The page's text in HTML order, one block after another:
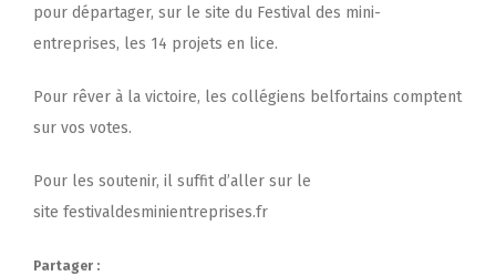
pour départager, sur le site du Festival des mini-
entreprises, les 14 projets en lice.
Pour rêver à la victoire, les collégiens belfortains comptent
sur vos votes.
Pour les soutenir, il suffit d’aller sur le
site festivaldesminientreprises.fr
Partager :